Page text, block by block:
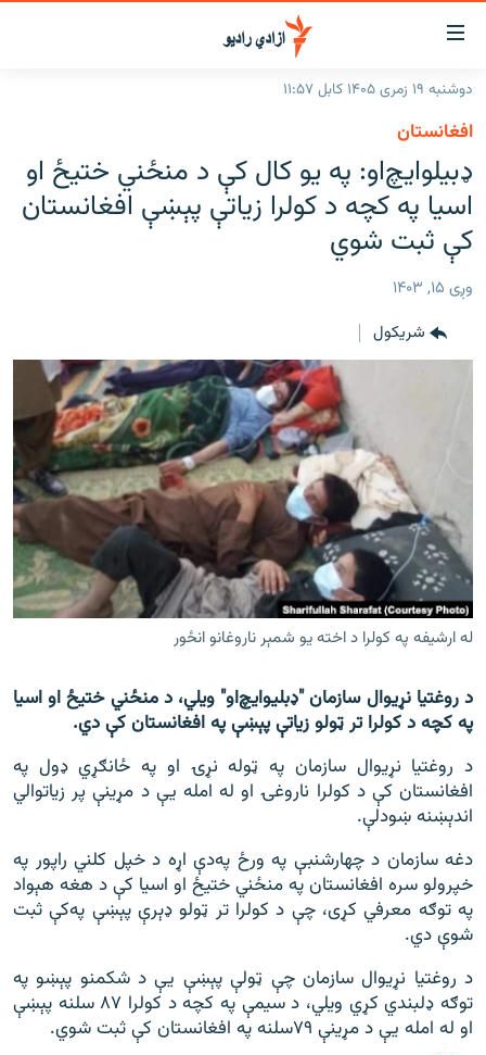
د
لاسرسۍ
وړ
لېنکونه
متن
ورتلل
اصلي
ته
راپورونه
افغانستان
سیمه
خبرونه
افغانستان
د خپرونو جدول
مرکې
انځوریزه برخه
د کډوالۍ بحران
اړیکه
دري پاڼه
Azadi English
د ازادې اروپا/ ازادي راډيو ټولې پاڼې
دوشنبه ۱۹ زمری ۱۴۰۵ کابل ۱۱:۵۷
افغانستان
ډبيلو‌ايچ‌او: په يو کال کې د منځني ختيځ او
اسيا په کچه د کولرا زياتې پېښې افغانستان
کې ثبت شوي
وږی ۱۵, ۱۴۰۳
شريکول
له ارشيفه په کولرا د اخته يو شمېر ناروغانو انځور
د روغتیا نړیوال سازمان "ډبليو‌‌ايچ‌او" ويلي، د منځني ختیځ او اسیا
په کچه د کولرا تر ټولو زیاتې پېښې په افغانستان کې دي.
د روغتیا نړیوال سازمان په ټوله نړۍ او په ځانګړي ډول په
افغانستان کې د کولرا ناروغۍ او له امله يې د مړینې پر زیاتوالي
اندېښنه ښودلې.
دغه سازمان د چهارشنبې په ورځ په‌دې اړه د خپل کلني راپور په
خپرولو سره افغانستان په منځني ختیځ او اسیا کې د هغه هېواد
په توګه معرفي کړی، چې د کولرا تر ټولو ډېرې پېښې په‌کې ثبت
شوې دي.
د روغتیا نړیوال سازمان چې ټولې پېښې يې د شکمنو پېښو په
توګه ډلبندي کړي ويلي، د سيمې په کچه د کولرا ٨٧ سلنه پېښې
او له امله يې د مړينې ٧٩سلنه په افغانستان کې ثبت شوي.